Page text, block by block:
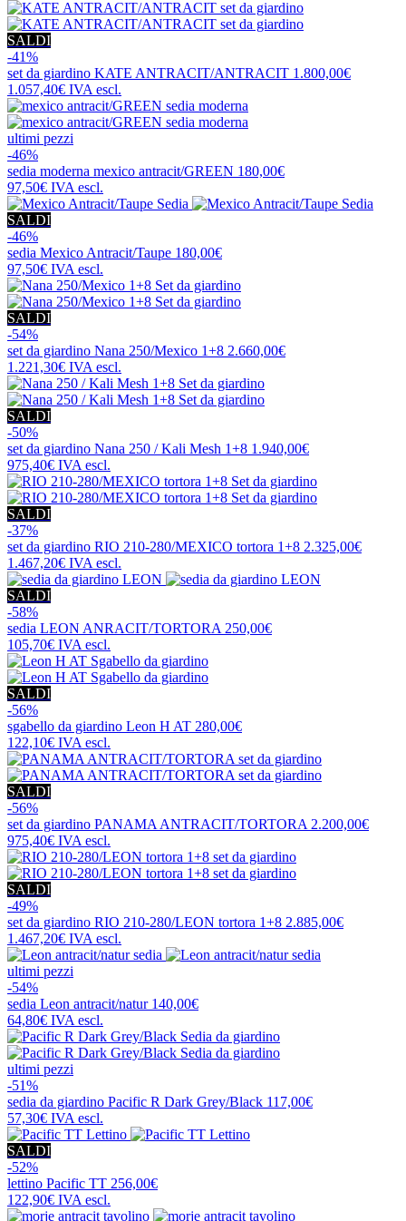
SALDI
-41%
set da giardino KATE ANTRACIT/ANTRACIT 1.800,00€
1.057,40€ IVA escl.
ultimi pezzi
-46%
sedia moderna mexico antracit/GREEN 180,00€
97,50€ IVA escl.
SALDI
-46%
sedia Mexico Antracit/Taupe 180,00€
97,50€ IVA escl.
SALDI
-54%
set da giardino Nana 250/Mexico 1+8 2.660,00€
1.221,30€ IVA escl.
SALDI
-50%
set da giardino Nana 250 / Kali Mesh 1+8 1.940,00€
975,40€ IVA escl.
SALDI
-37%
set da giardino RIO 210-280/MEXICO tortora 1+8 2.325,00€
1.467,20€ IVA escl.
SALDI
-58%
sedia LEON ANRACIT/TORTORA 250,00€
105,70€ IVA escl.
SALDI
-56%
sgabello da giardino Leon H AT 280,00€
122,10€ IVA escl.
SALDI
-56%
set da giardino PANAMA ANTRACIT/TORTORA 2.200,00€
975,40€ IVA escl.
SALDI
-49%
set da giardino RIO 210-280/LEON tortora 1+8 2.885,00€
1.467,20€ IVA escl.
ultimi pezzi
-54%
sedia Leon antracit/natur 140,00€
64,80€ IVA escl.
ultimi pezzi
-51%
sedia da giardino Pacific R Dark Grey/Black 117,00€
57,30€ IVA escl.
SALDI
-52%
lettino Pacific TT 256,00€
122,90€ IVA escl.